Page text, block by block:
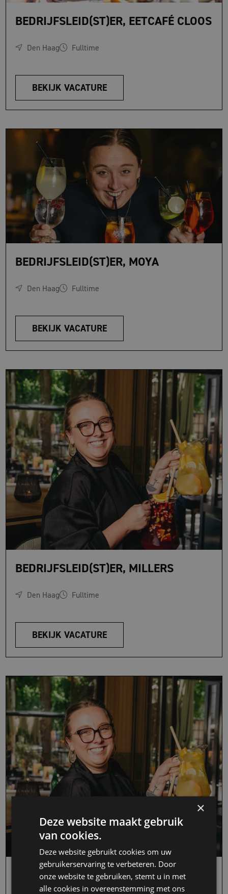
BEDRIJFSLEID(ST)ER, EETCAFÉ CLOOS
Den Haag Fulltime
BEKIJK VACATURE
BEDRIJFSLEID(ST)ER, MOYA
Den Haag Fulltime
BEKIJK VACATURE
BEDRIJFSLEID(ST)ER, MILLERS
Den Haag Fulltime
BEKIJK VACATURE
BEDRIJFSLEID(ST)ER, NOSH
×
Deze website maakt gebruik
van cookies.
Deze website gebruikt cookies om uw
gebruikerservaring te verbeteren. Door
onze website te gebruiken, stemt u in met
alle cookies in overeenstemming met ons